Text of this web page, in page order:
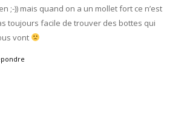
;-)) mais quand on a un mollet fort ce n’est
toujours facile de trouver des bottes qui
vont